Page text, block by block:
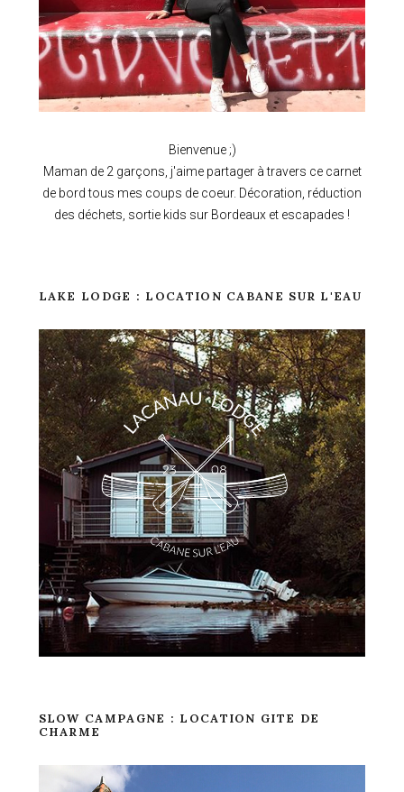
Bienvenue ;)
Maman de 2 garçons, j'aime partager à travers ce carnet
de bord tous mes coups de coeur. Décoration, réduction
des déchets, sortie kids sur Bordeaux et escapades !
LAKE LODGE : LOCATION CABANE SUR L'EAU
SLOW CAMPAGNE : LOCATION GITE DE
CHARME